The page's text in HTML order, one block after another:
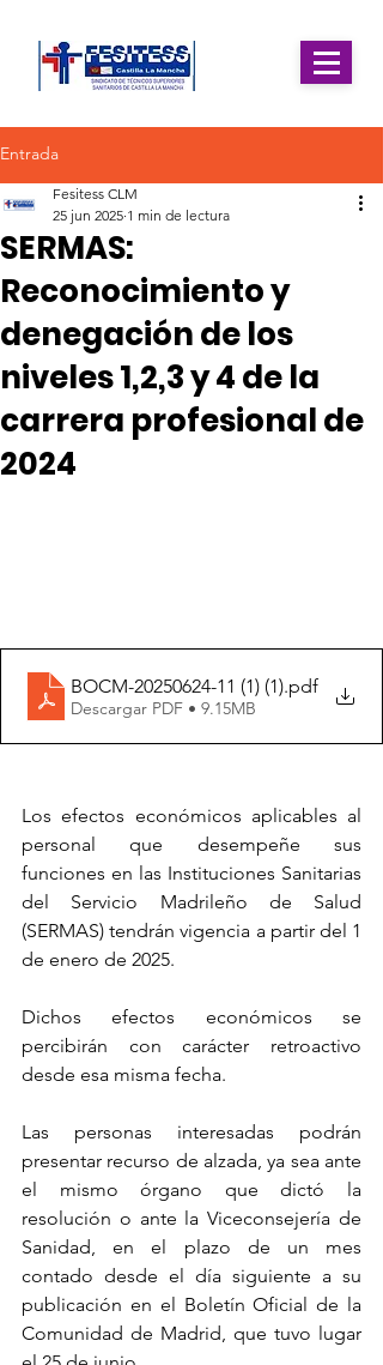
Entrada
SERMAS:
Reconocimiento y
denegación de los
niveles 1,2,3 y 4 de la
carrera profesional de
2024
Fesitess CLM
25 jun 2025 1 min de lectura
BOCM-20250624-11 (1) (1).pdf
Descargar PDF • 9.15MB
Los efectos económicos aplicables al
personal que desempeñe sus
funciones en las Instituciones Sanitarias
del Servicio Madrileño de Salud
(SERMAS) tendrán vigencia a partir del 1
de enero de 2025.
Dichos efectos económicos se
percibirán con carácter retroactivo
desde esa misma fecha.
Las personas interesadas podrán
presentar recurso de alzada, ya sea ante
el mismo órgano que dictó la
resolución o ante la Viceconsejería de
Sanidad, en el plazo de un mes
contado desde el día siguiente a su
publicación en el Boletín Oficial de la
Comunidad de Madrid, que tuvo lugar